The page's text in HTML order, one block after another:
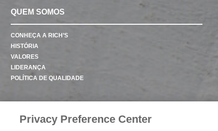
QUEM SOMOS
CONHEÇA A RICH’S
HISTÓRIA
VALORES
LIDERANÇA
POLÍTICA DE QUALIDADE
Privacy Preference Center